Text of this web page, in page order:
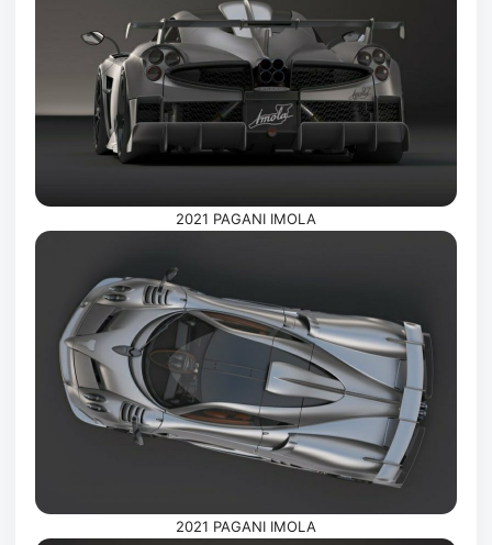
2021 PAGANI IMOLA
2021 PAGANI IMOLA